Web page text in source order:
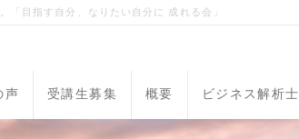
「目指す自分、なりたい自分に 成れる会」
声 受講生募集 概要 ビジネス解析士